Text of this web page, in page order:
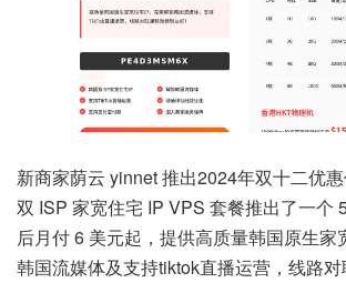
新商家荫云 yinnet 推出2024年双十二优
双 ISP 家宽住宅 IP VPS 套餐推出了一个
后月付 6 美元起，提供高质量韩国原生家
韩国流媒体及支持tiktok直播运营，线路